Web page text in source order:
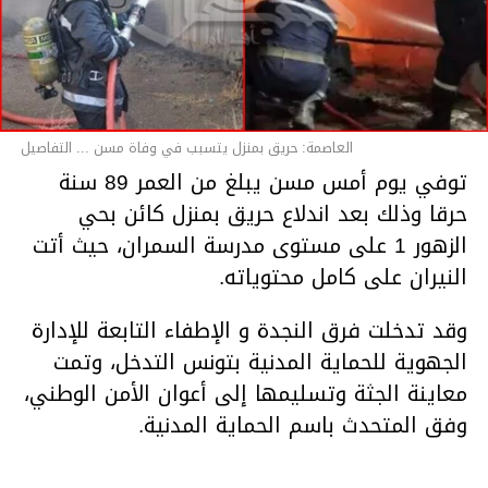
العاصمة: حريق بمنزل يتسبب في وفاة مسن ... التفاصيل
توفي يوم أمس مسن يبلغ من العمر 89 سنة
حرقا وذلك بعد اندلاع حريق بمنزل كائن بحي
الزهور 1 على مستوى مدرسة السمران، حيث أتت
النيران على كامل محتوياته.
وقد تدخلت فرق النجدة و الإطفاء التابعة للإدارة
الجهوية للحماية المدنية بتونس التدخل، وتمت
معاينة الجثة وتسليمها إلى أعوان الأمن الوطني،
وفق المتحدث باسم الحماية المدنية.